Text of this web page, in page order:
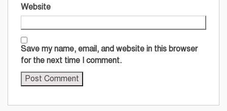
Website
Save my name, email, and website in this browser
for the next time I comment.